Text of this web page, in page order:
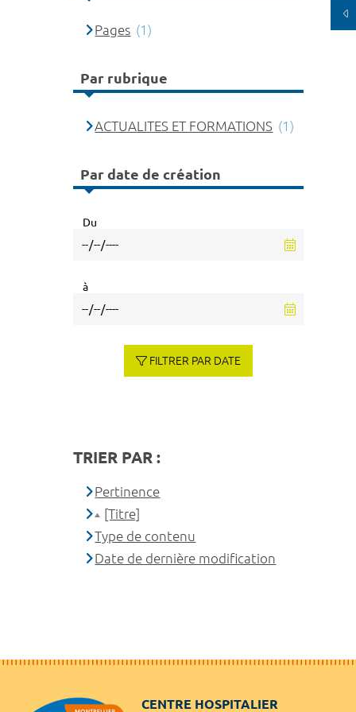
Pages (1)
Par rubrique
ACTUALITES ET FORMATIONS (1)
Par date de création
Du
à
FILTRER PAR DATE
TRIER PAR :
Pertinence
[Titre]
Type de contenu
Date de dernière modification
CENTRE HOSPITALIER